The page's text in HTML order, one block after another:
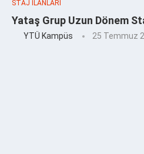
STAJ İLANLARI
Yataş Grup Uzun Dönem
YTÜ Kampüs 25 Temmuz